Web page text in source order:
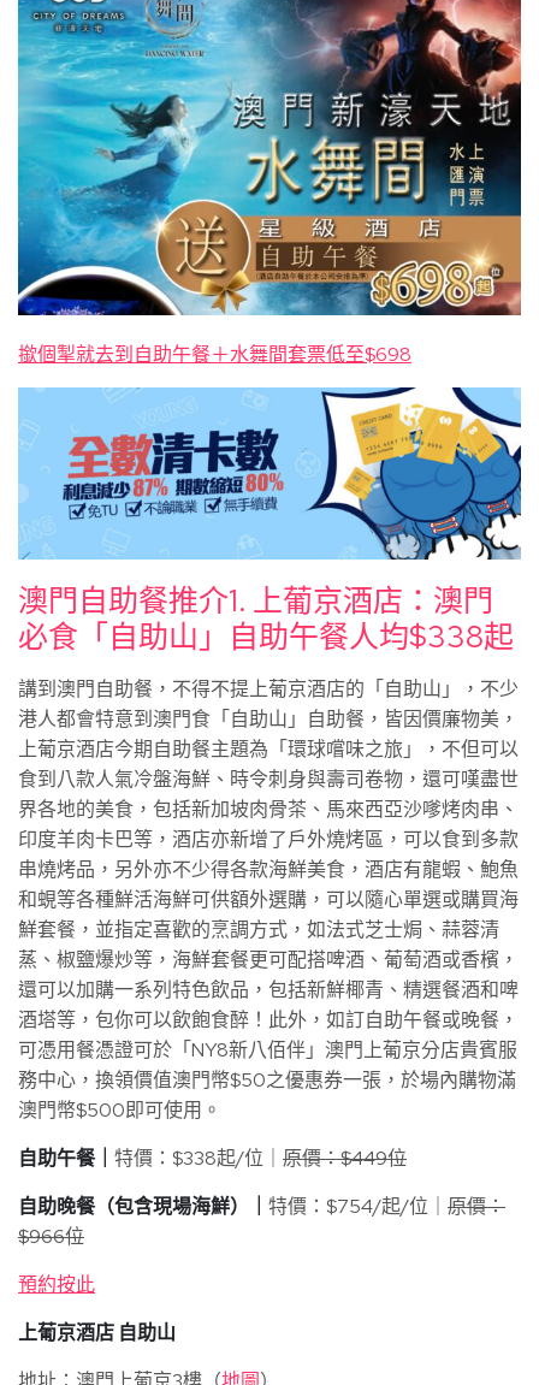
撳個掣就去到自助午餐＋水舞間套票低至$698
澳門自助餐推介1. 上葡京酒店：澳門
必食「自助山」自助午餐人均$338起
講到澳門自助餐，不得不提上葡京酒店的「自助山」，不少
港人都會特意到澳門食「自助山」自助餐，皆因價廉物美，
上葡京酒店今期自助餐主題為「環球嚐味之旅」，不但可以
食到八款人氣冷盤海鮮、時令刺身與壽司卷物，還可嘆盡世
界各地的美食，包括新加坡肉骨茶、馬來西亞沙嗲烤肉串、
印度羊肉卡巴等，酒店亦新增了戶外燒烤區，可以食到多款
串燒烤品，另外亦不少得各款海鮮美食，酒店有龍蝦、鮑魚
和蜆等各種鮮活海鮮可供額外選購，可以隨心單選或購買海
鮮套餐，並指定喜歡的烹調方式，如法式芝士焗、蒜蓉清
蒸、椒鹽爆炒等，海鮮套餐更可配搭啤酒、葡萄酒或香檳，
還可以加購一系列特色飲品，包括新鮮椰青、精選餐酒和啤
酒塔等，包你可以飲飽食醉！此外，如訂自助午餐或晚餐，
可憑用餐憑證可於「NY8新八佰伴」澳門上葡京分店貴賓服
務中心，換領價值澳門幣$50之優惠券一張，於場內購物滿
澳門幣$500即可使用。
自助午餐｜ 特價：$338起/位｜ 原價：$449位
自助晚餐（包含現場海鮮）｜ 特價：$754/起/位｜ 原價：
$966位
預約按此
上葡京酒店 自助山